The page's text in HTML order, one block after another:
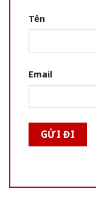
Tên
Email